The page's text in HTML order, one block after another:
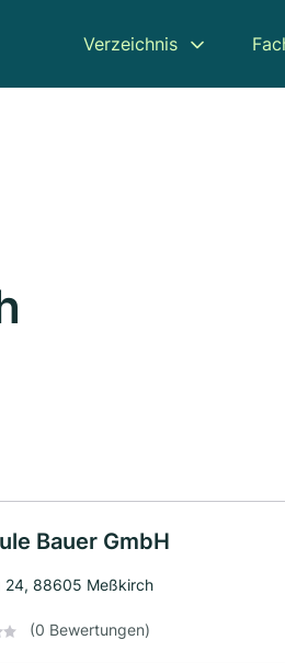
Verzeichnis
Bauer GmbH
24, 88605 Meßkirch
(0 Bewertungen)